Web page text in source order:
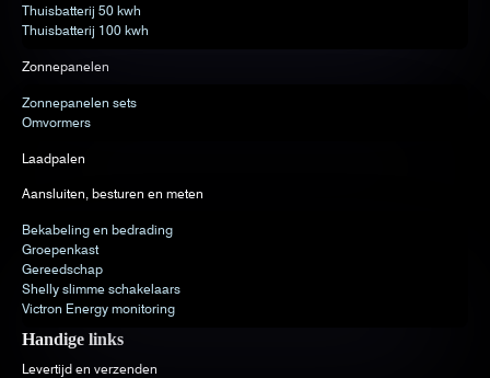
Thuisbatterij 50 kwh
Thuisbatterij 100 kwh
Zonnepanelen
Zonnepanelen sets
Omvormers
Laadpalen
Aansluiten, besturen en meten
Bekabeling en bedrading
Groepenkast
Gereedschap
Shelly slimme schakelaars
Victron Energy monitoring
Handige links
Levertijd en verzenden